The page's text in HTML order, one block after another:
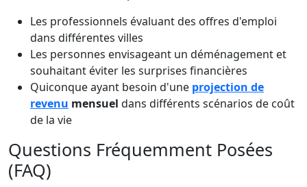
Les professionnels évaluant des offres d'emploi
dans différentes villes
Les personnes envisageant un déménagement et
souhaitant éviter les surprises financières
Quiconque ayant besoin d'une projection de
revenu mensuel dans différents scénarios de coût
de la vie
Questions Fréquemment Posées
(FAQ)